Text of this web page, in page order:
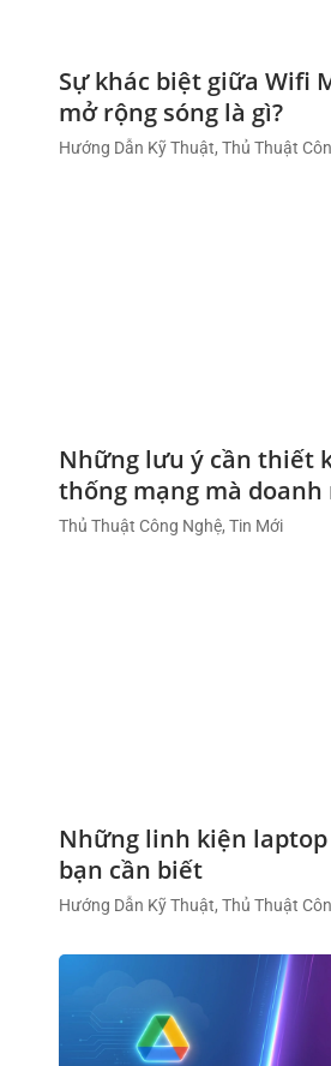
Sự khác biệt giữa Wifi
mở rộng sóng là gì?
Hướng Dẫn Kỹ Thuật, Thủ Thuật
Những lưu ý cần thiết
thống mạng mà doanh
biết
Thủ Thuật Công Nghệ, Tin Mới
Những linh kiện
bạn cần biết
Hướng Dẫn Kỹ Thuật, Thủ Thuật